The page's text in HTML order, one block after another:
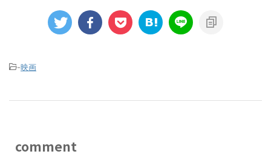
-映画
comment